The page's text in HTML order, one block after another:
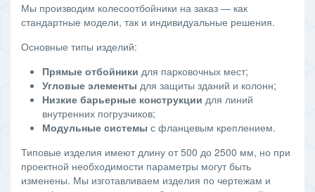
Мы производим колесоотбойники на заказ — как
стандартные модели, так и индивидуальные решения.
Основные типы изделий:
Прямые отбойники для парковочных мест;
Угловые элементы для защиты зданий и колонн;
Низкие барьерные конструкции для линий
внутренних погрузчиков;
Модульные системы с фланцевым креплением.
Типовые изделия имеют длину от 500 до 2500 мм, но при
проектной необходимости параметры могут быть
изменены. Мы изготавливаем изделия по чертежам и